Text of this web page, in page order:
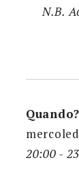
N.B.
Quando?
20:00 -